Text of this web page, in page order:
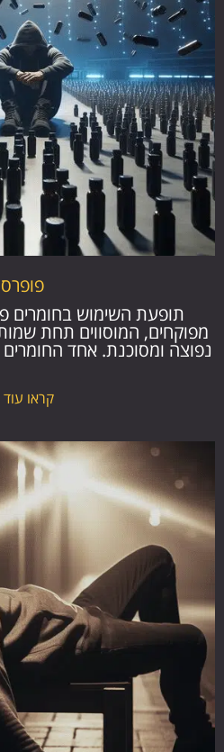
פופרס
תופעת השימוש בחומרים
מפוקחים, המוסווים תחת
נפוצה ומסוכנת. אחד החומרים
קראו